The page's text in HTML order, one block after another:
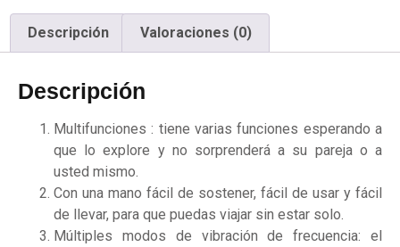
Descripción Valoraciones (0)
Descripción
Multifunciones : tiene varias funciones esperando a
que lo explore y no sorprenderá a su pareja o a
usted mismo.
Con una mano fácil de sostener, fácil de usar y fácil
de llevar, para que puedas viajar sin estar solo.
Múltiples modos de vibración de frecuencia: el